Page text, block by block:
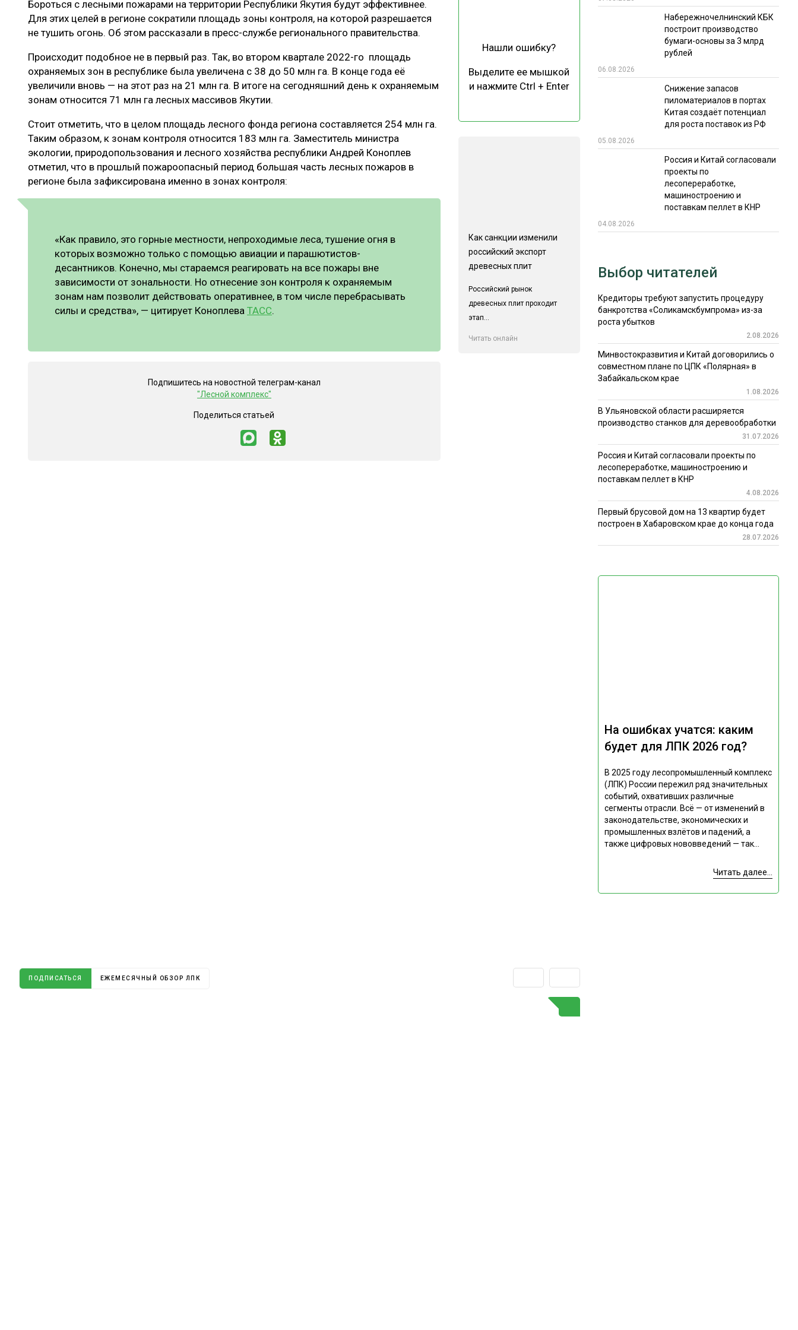
ЛЕСОВОССТАНОВЛЕНИЕ И ЗАЩИТА
ЦБП
СУШКА ДРЕВЕСИНЫ
МЕБЕЛЬНОЕ ПРОИЗВОДСТВО
РЫНОК
ОТРАСЛЕВАЯ ДИСКУССИЯ
ИТОГИ МЕРОПРИЯТИЙ
Бороться с лесными пожарами на территории Республики Якутия будут эффективнее.
Для этих целей в регионе сократили площадь зоны контроля, на которой разрешается
не тушить огонь. Об этом рассказали в пресс-службе регионального правительства.
Происходит подобное не в первый раз. Так, во втором квартале 2022-го площадь
охраняемых зон в республике была увеличена с 38 до 50 млн га. В конце года её
увеличили вновь — на этот раз на 21 млн га. В итоге на сегодняшний день к охраняемым
зонам относится 71 млн га лесных массивов Якутии.
Стоит отметить, что в целом площадь лесного фонда региона составляется 254 млн га.
Таким образом, к зонам контроля относится 183 млн га. Заместитель министра
экологии, природопользования и лесного хозяйства республики Андрей Коноплев
отметил, что в прошлый пожароопасный период большая часть лесных пожаров в
регионе была зафиксирована именно в зонах контроля:
«Как правило, это горные местности, непроходимые леса, тушение огня в
которых возможно только с помощью авиации и парашютистов-
десантников. Конечно, мы стараемся реагировать на все пожары вне
зависимости от зональности. Но отнесение зон контроля к охраняемым
зонам нам позволит действовать оперативнее, в том числе перебрасывать
силы и средства», — цитирует Коноплева ТАСС.
Подпишитесь на новостной телеграм-канал
"Лесной комплекс"
Поделиться статьей
Нашли ошибку?
Выделите ее мышкой
и нажмите Ctrl + Enter
Как санкции изменили
российский экспорт
древесных плит
Российский рынок
древесных плит проходит
этап...
Читать онлайн
Набережночелнинский КБК
построит производство
бумаги-основы за 3 млрд
рублей
06.08.2026
Снижение запасов
пиломатериалов в портах
Китая создаёт потенциал
для роста поставок из РФ
05.08.2026
Россия и Китай согласовали
проекты по
лесопереработке,
машиностроению и
поставкам пеллет в КНР
04.08.2026
На ошибках учатся: каким
будет для ЛПК 2026 год?
В 2025 году лесопромышленный комплекс
(ЛПК) России пережил ряд значительных
событий, охвативших различные
сегменты отрасли. Всё — от изменений в
законодательстве, экономических и
промышленных взлётов и падений, а
также цифровых нововведений — так...
Читать далее...
ПОДПИСАТЬСЯ ЕЖЕМЕСЯЧНЫЙ ОБЗОР ЛПК
Выбор читателей
Кредиторы требуют запустить процедуру
банкротства «Соликамскбумпрома» из-за
роста убытков
2.08.2026
Минвостокразвития и Китай договорились о
совместном плане по ЦПК «Полярная» в
Забайкальском крае
1.08.2026
В Ульяновской области расширяется
производство станков для деревообработки
31.07.2026
Россия и Китай согласовали проекты по
лесопереработке, машиностроению и
поставкам пеллет в КНР
4.08.2026
Первый брусовой дом на 13 квартир будет
построен в Хабаровском крае до конца года
28.07.2026